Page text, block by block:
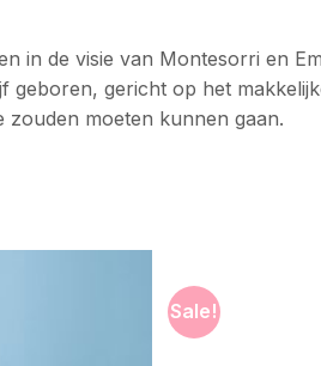
in de visie van Montesorri en
gericht op het
zouden moeten kunnen gaan.
Sale!